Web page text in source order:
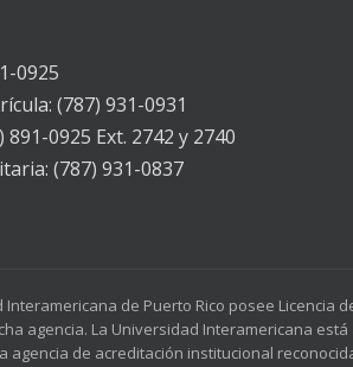
0925
(787) 931-0931
0925 Ext. 2742 y 2740
(787) 931-0837
Interamericana de Puerto Rico posee Licencia
agencia. La Universidad Interamericana está
agencia de acreditación institucional